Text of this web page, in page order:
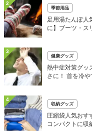
2
季節用品
足用湯たんぽ人
に】ブーツ・ス
3
健康グッズ
熱中症対策グッ
さに！ 首を冷
4
収納グッズ
圧縮袋人気おす
コンパクトに収